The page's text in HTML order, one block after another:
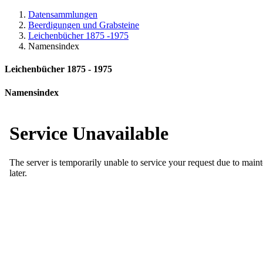
Datensammlungen
Beerdigungen und Grabsteine
Leichenbücher 1875 -1975
Namensindex
Leichenbücher 1875 - 1975
Namensindex